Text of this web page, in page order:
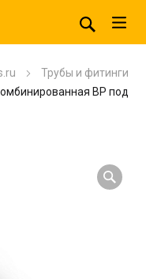
Трубы и фитинги
BP под